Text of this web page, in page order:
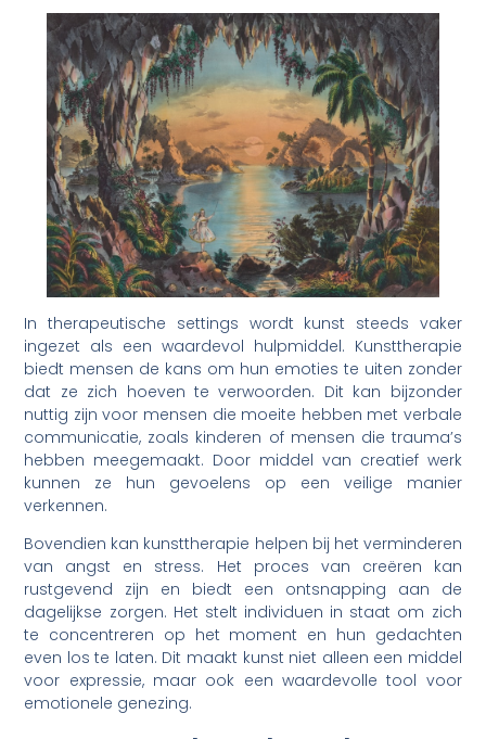
In therapeutische settings wordt kunst steeds vaker
ingezet als een waardevol hulpmiddel. Kunsttherapie
biedt mensen de kans om hun emoties te uiten zonder
dat ze zich hoeven te verwoorden. Dit kan bijzonder
nuttig zijn voor mensen die moeite hebben met verbale
communicatie, zoals kinderen of mensen die trauma’s
hebben meegemaakt. Door middel van creatief werk
kunnen ze hun gevoelens op een veilige manier
verkennen.
Bovendien kan kunsttherapie helpen bij het verminderen
van angst en stress. Het proces van creëren kan
rustgevend zijn en biedt een ontsnapping aan de
dagelijkse zorgen. Het stelt individuen in staat om zich
te concentreren op het moment en hun gedachten
even los te laten. Dit maakt kunst niet alleen een middel
voor expressie, maar ook een waardevolle tool voor
emotionele genezing.